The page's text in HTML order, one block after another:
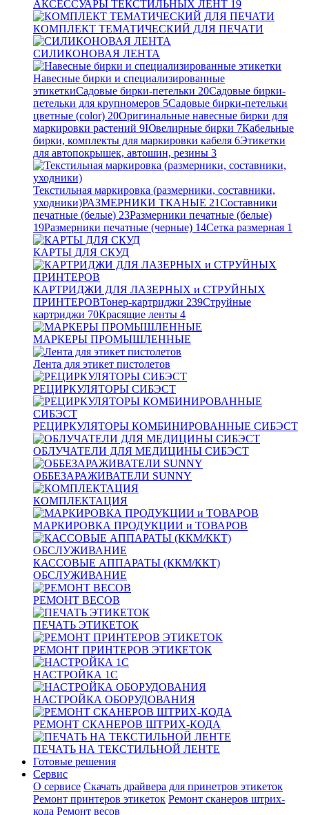
АКСЕССУАРЫ ТЕКСТИЛЬНЫХ ЛЕНТ 19
КОМПЛЕКТ ТЕМАТИЧЕСКИЙ ДЛЯ ПЕЧАТИ
СИЛИКОНОВАЯ ЛЕНТА
Навесные бирки и специализированные
этикеткиСадовые бирки-петельки 20Садовые бирки-
петельки для крупномеров 5Садовые бирки-петельки
цветные (color) 20Оригинальные навесные бирки для
маркировки растений 9Ювелирные бирки 7Кабельные
бирки, комплекты для маркировки кабеля 6Этикетки
для автопокрышек, автошин, резины 3
Текстильная маркировка (размерники, составники,
уходники)РАЗМЕРНИКИ ТКАНЫЕ 21Составники
печатные (белые) 23Размерники печатные (белые)
19Размерники печатные (черные) 14Сетка размерная 1
КАРТЫ ДЛЯ СКУД
КАРТРИДЖИ ДЛЯ ЛАЗЕРНЫХ и СТРУЙНЫХ
ПРИНТЕРОВТонер-картриджи 239Струйные
картриджи 70Красящие ленты 4
МАРКЕРЫ ПРОМЫШЛЕННЫЕ
Лента для этикет пистолетов
РЕЦИРКУЛЯТОРЫ СИБЭСТ
РЕЦИРКУЛЯТОРЫ КОМБИНИРОВАННЫЕ СИБЭСТ
ОБЛУЧАТЕЛИ ДЛЯ МЕДИЦИНЫ СИБЭСТ
ОББЕЗАРАЖИВАТЕЛИ SUNNY
КОМПЛЕКТАЦИЯ
МАРКИРОВКА ПРОДУКЦИИ и ТОВАРОВ
КАССОВЫЕ АППАРАТЫ (ККМ/ККТ)
ОБСЛУЖИВАНИЕ
РЕМОНТ ВЕСОВ
ПЕЧАТЬ ЭТИКЕТОК
РЕМОНТ ПРИНТЕРОВ ЭТИКЕТОК
НАСТРОЙКА 1С
НАСТРОЙКА ОБОРУДОВАНИЯ
РЕМОНТ СКАНЕРОВ ШТРИХ-КОДА
ПЕЧАТЬ НА ТЕКСТИЛЬНОЙ ЛЕНТЕ
Готовые решения
Сервис
О сервисе Скачать драйвера для принетров этикеток
Ремонт принтеров этикеток Ремонт сканеров штрих-
кода Ремонт весов